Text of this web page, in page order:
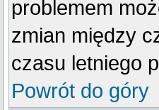
problemem
zmian między
czasu letniego
Powrót do góry